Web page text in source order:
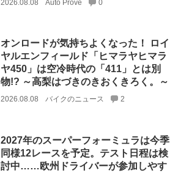
2026.08.08 Auto Prove 0
オンロードが気持ちよくなった！ ロイ
ヤルエンフィールド「ヒマラヤヒマラ
ヤ450」は空冷時代の「411」とは別
物!? ～高梨はづきのきおくきろく。～
2026.08.08 バイクのニュース 2
2027年のスーパーフォーミュラは今季
同様12レースを予定。テスト日程は検
討中……欧州ドライバーが参加しやす